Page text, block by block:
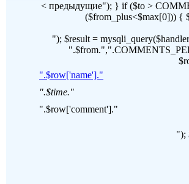
< предыдущие"); } if ($to >
($from_plus<$max[0])) {
"); $result =
".$row['name']."
".$time."
".$row['comment']."
");